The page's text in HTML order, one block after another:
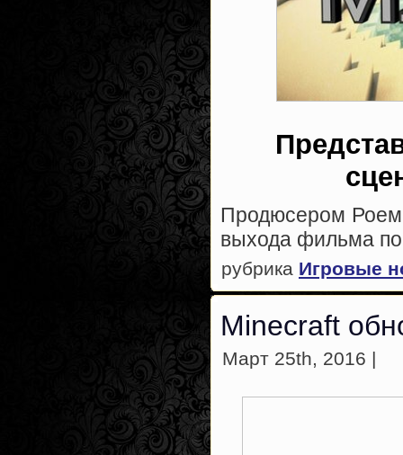
Продюсером Роем
выхода фильма
рубрика Игровые
Minecraft
Март 25th, 2016 |